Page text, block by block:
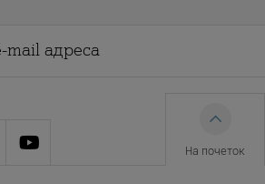
На почеток